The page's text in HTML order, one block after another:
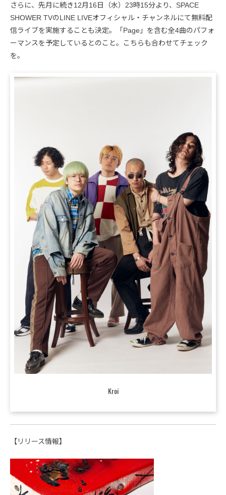
さらに、先月に続き12月16日（水）23時15分より、SPACE
SHOWER TVのLINE LIVEオフィシャル・チャンネルにて無料配
信ライブを実施することも決定。「Page」を含む全4曲のパフォ
ーマンスを予定しているとのこと。こちらも合わせてチェック
を。
Kroi
【リリース情報】